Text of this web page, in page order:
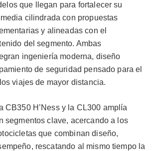
que llegan para fortalecer su
cilindrada con propuestas
y alineadas con el
del segmento. Ambas
ingeniería moderna, diseño
de seguridad pensado para el
viajes de mayor distancia.
CB350 H’Ness y la CL300 amplía
segmentos clave, acercando a los
que combinan diseño,
rescatando al mismo tiempo la